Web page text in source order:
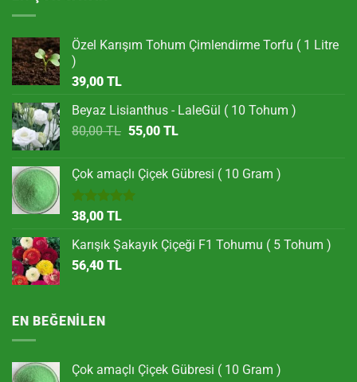
Özel Karışım Tohum Çimlendirme Torfu ( 1 Litre
)
39,00 TL
Beyaz Lisianthus - LaleGül ( 10 Tohum )
80,00TL Orijinal
55,00 TL
55,00 TL.
Çok amaçlı Çiçek Gübresi ( 10 Gram )
5 üzerinden
5.00
aldı
38,00 TL
Karışık Şakayık Çiçeği F1 Tohumu ( 5 Tohum )
56,40 TL
EN BEĞENILEN
Çok amaçlı Çiçek Gübresi ( 10 Gram )